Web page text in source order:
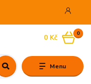
Menu
0
0 Kč